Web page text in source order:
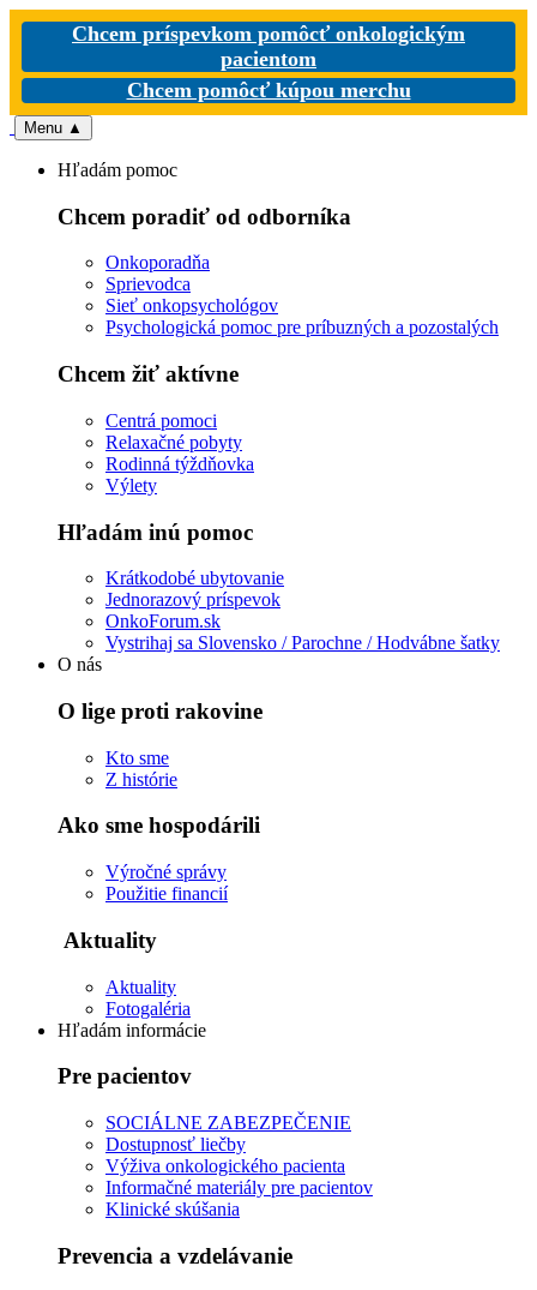
Chcem príspevkom pomôcť onkologickým
pacientom
Chcem pomôcť kúpou merchu
Menu ▲
Hľadám pomoc
Chcem poradiť od odborníka
Onkoporadňa
Sprievodca
Sieť onkopsychológov
Psychologická pomoc pre príbuzných a pozostalých
Chcem žiť aktívne
Centrá pomoci
Relaxačné pobyty
Rodinná týždňovka
Výlety
Hľadám inú pomoc
Krátkodobé ubytovanie
Jednorazový príspevok
OnkoForum.sk
Vystrihaj sa Slovensko / Parochne / Hodvábne šatky
O nás
O lige proti rakovine
Kto sme
Z histórie
Ako sme hospodárili
Výročné správy
Použitie financií
Aktuality
Aktuality
Fotogaléria
Hľadám informácie
Pre pacientov
SOCIÁLNE ZABEZPEČENIE
Dostupnosť liečby
Výživa onkologického pacienta
Informačné materiály pre pacientov
Klinické skúšania
Prevencia a vzdelávanie